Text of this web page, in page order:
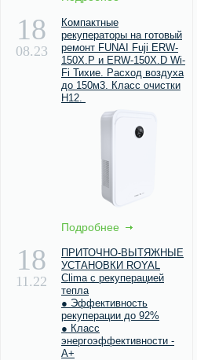
18
08.23
Компактные
рекуператоры на готовый
ремонт FUNAI Fuji ERW-
150X.P и ERW-150X.D Wi-
Fi Тихие. Расход воздуха
до 150м3. Класс очистки
Н12.
Подробнее
18
11.22
ПРИТОЧНО-ВЫТЯЖНЫЕ
УСТАНОВКИ ROYAL
Clima с рекуперацией
тепла
● Эффективность
рекуперации до 92%
● Класс
энергоэффективности -
А+